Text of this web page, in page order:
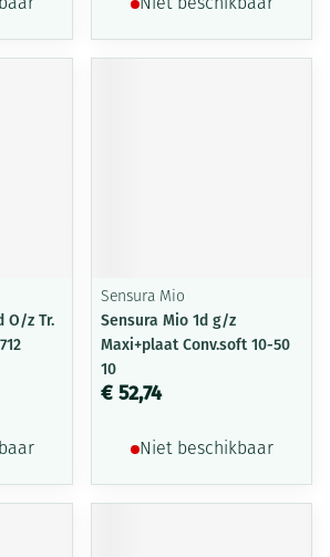
Niet beschikbaar
O/z Tr.
Sensura Mio
Sensura Mio 1d g/z
Maxi+plaat Conv.soft 10-50
10
€ 52,74
Niet beschikbaar